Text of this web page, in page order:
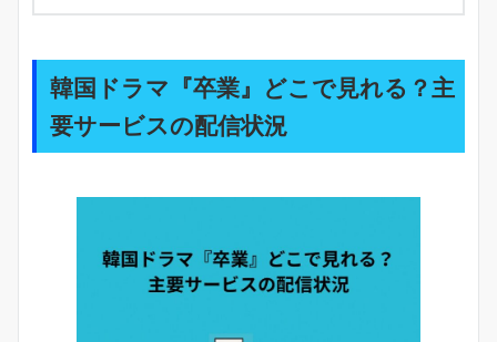
韓国ドラマ『卒業』どこで見れる？主
要サービスの配信状況